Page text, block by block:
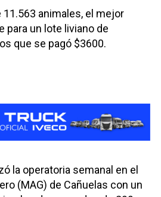
11.563 animales, el mejor
para un lote liviano de
que se pagó $3600.
la operatoria semanal en el
(MAG) de Cañuelas con un